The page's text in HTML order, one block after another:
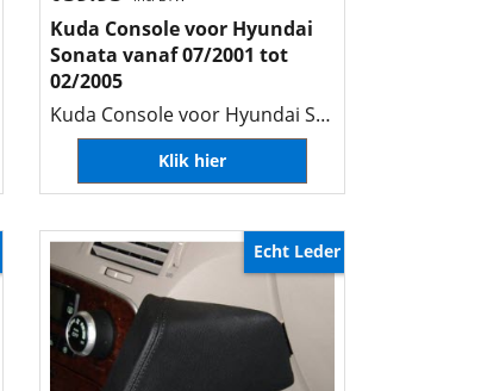
Kuda Console voor Hyundai
Sonata vanaf 07/2001 tot
02/2005
Kuda Console voor Hyundai Sonata vanaf 07/2001 tot 02/2005
Klik hier
Echt Leder